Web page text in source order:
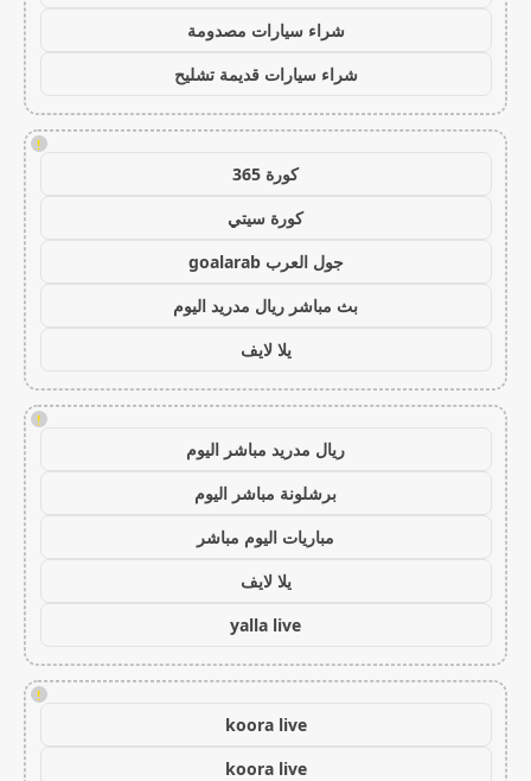
شراء سيارات مصدومة
شراء سيارات قديمة تشليح
!
كورة 365
كورة سيتي
جول العرب goalarab
بث مباشر ريال مدريد اليوم
يلا لايف
!
ريال مدريد مباشر اليوم
برشلونة مباشر اليوم
مباريات اليوم مباشر
يلا لايف
yalla live
!
koora live
koora live